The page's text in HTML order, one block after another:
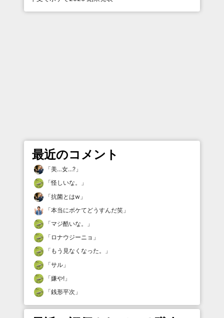
最近のコメント
「美…女…? 」
「怪しいな。
」
「抗菌とはw 」
「本当にボケてどうすんだ笑 」
「マジ酷いな。
」
「 ロナウジーニョ 」
「 もう見なくなった。
」
「サル 」
「嫌や! 」
「銭形平次 」